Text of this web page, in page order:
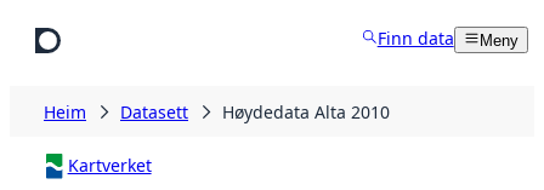
Finn data Meny
Heim Datasett Høydedata Alta 2010
Kartverket